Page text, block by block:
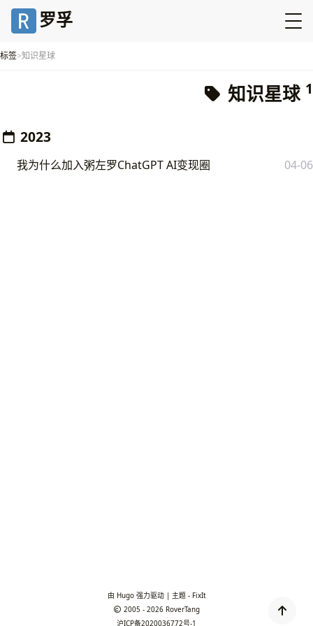
罗孚
标签 知识星球
知识星球 1
2023
我为什么加入粥左罗ChatGPT AI变现圈 04-06
由 Hugo强力驱动 | 主题 - FixIt
2005 - 2026 RoverTang
沪ICP备2020036772号-1